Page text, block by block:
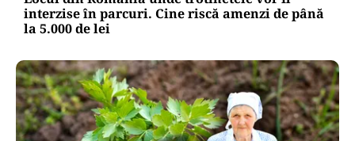
interzise în parcuri. Cine riscă amenzi de până
la 5.000 de lei